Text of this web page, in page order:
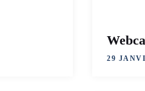
29